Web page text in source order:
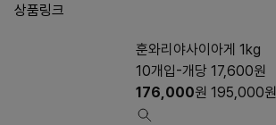
상품링크
훈와리야사이아게 1kg
10개입-개당 17,600원
176,000원 195,000원